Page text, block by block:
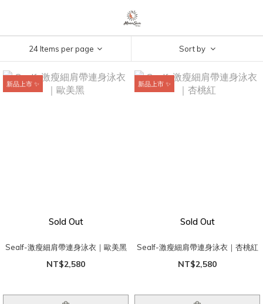
24 Items per page Sort by
新品上市 ✨
Sold Out
Sealf-激瘦細肩帶連身泳衣｜歐美黑
NT$2,580
新品上市 ✨
Sold Out
Sealf-激瘦細肩帶連身泳衣｜杏桃紅
NT$2,580